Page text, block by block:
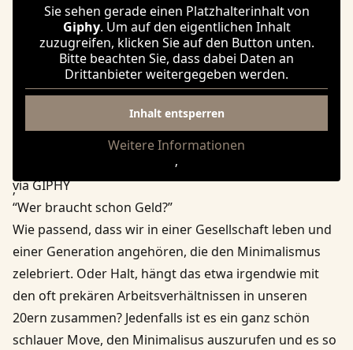
Sie sehen gerade einen Platzhalterinhalt von
Giphy. Um auf den eigentlichen Inhalt
zuzugreifen, klicken Sie auf den Button unten.
Bitte beachten Sie, dass dabei Daten an
Drittanbieter weitergegeben werden.
Inhalt entsperren
Weitere Informationen
‚
‚via GIPHY
“Wer braucht schon Geld?”
Wie passend, dass wir in einer Gesellschaft leben und
einer Generation angehören, die den Minimalismus
zelebriert. Oder Halt, hängt das etwa irgendwie mit
den oft prekären Arbeitsverhältnissen in unseren
20ern zusammen? Jedenfalls ist es ein ganz schön
schlauer Move, den Minimalisus auszurufen und es so